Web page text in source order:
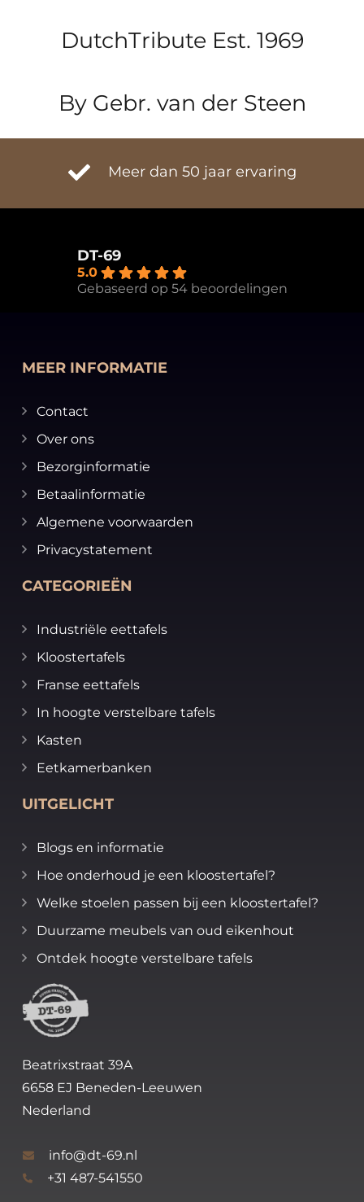
DutchTribute Est. 1969
By Gebr. van der Steen
Meer dan 50 jaar ervaring
DT-69
5.0
Gebaseerd op 54 beoordelingen
MEER INFORMATIE
Contact
Over ons
Bezorginformatie
Betaalinformatie
Algemene voorwaarden
Privacystatement
CATEGORIEËN
Industriële eettafels
Kloostertafels
Franse eettafels
In hoogte verstelbare tafels
Kasten
Eetkamerbanken
UITGELICHT
Blogs en informatie
Hoe onderhoud je een kloostertafel?
Welke stoelen passen bij een kloostertafel?
Duurzame meubels van oud eikenhout
Ontdek hoogte verstelbare tafels
Beatrixstraat 39A
6658 EJ Beneden-Leeuwen
Nederland
info@dt-69.nl
+31 487-541550